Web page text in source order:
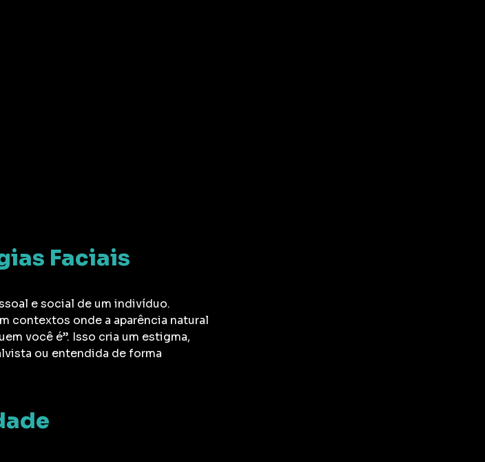
Faciais
e social de um indivíduo.
contextos onde a aparência natural
você é”. Isso cria um estigma,
ou entendida de forma